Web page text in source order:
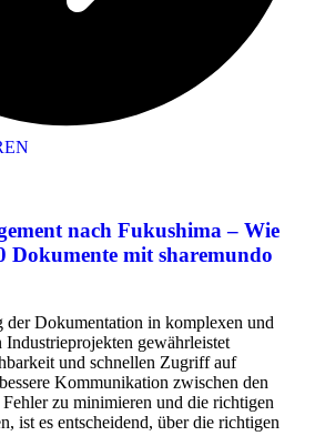
nach Fukushima – Wie
Dokumente mit sharemundo
Dokumentation in komplexen und
gewährleistet
und schnellen Zugriff auf
Kommunikation zwischen den
zu minimieren und die richtigen
ist es entscheidend, über die richtigen